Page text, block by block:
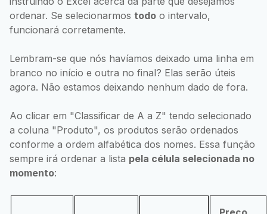
ordenar. Se selecionarmos todo o intervalo,
funcionará corretamente.
Lembram-se que nós havíamos deixado uma linha em
branco no início e outra no final? Elas serão úteis
agora. Não estamos deixando nenhum dado de fora.
Ao clicar em "Classificar de A a Z" tendo selecionado
a coluna "Produto", os produtos serão ordenados
conforme a ordem alfabética dos nomes. Essa função
sempre irá ordenar a lista pela célula selecionada no
momento: